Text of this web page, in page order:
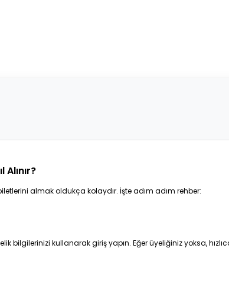
almak oldukça kolaydır. İşte adım adım rehber:
bilgilerinizi kullanarak giriş yapın. Eğer üyeliğiniz yoksa,